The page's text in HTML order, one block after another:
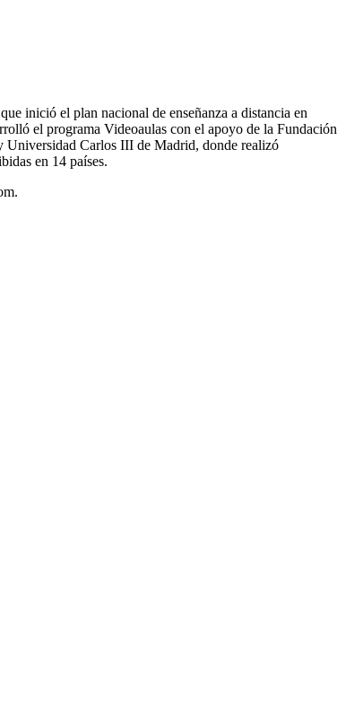
inició el plan nacional de enseñanza a distancia en
el programa Videoaulas con el apoyo de la Fundación
Carlos III de Madrid, donde realizó
en 14 países.